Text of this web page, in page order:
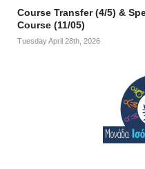
Course Transfer (4/5) &
Course (11/05)
Tuesday April 28th, 2026